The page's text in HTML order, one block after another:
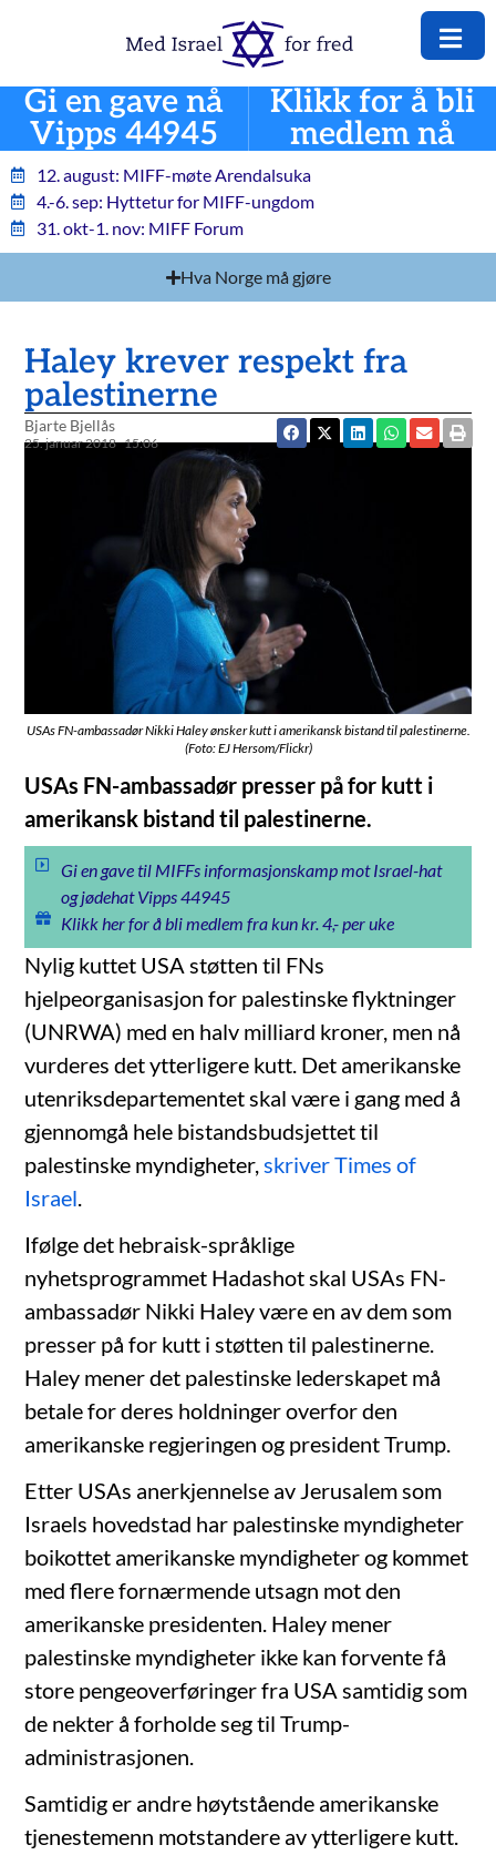
Gi en gave nå
Vipps 44945
Klikk for å bli
medlem nå
12. august: MIFF-møte Arendalsuka
4.-6. sep: Hyttetur for MIFF-ungdom
31. okt-1. nov: MIFF Forum
Hva Norge må gjøre
Haley krever respekt fra
palestinerne
Bjarte Bjellås
25. januar 2018 15:06
USAs FN-ambassadør Nikki Haley ønsker kutt i amerikansk bistand til palestinerne.
(Foto: EJ Hersom/Flickr)
USAs FN-ambassadør presser på for kutt i
amerikansk bistand til palestinerne.
Gi en gave til MIFFs informasjonskamp mot Israel-hat
og jødehat Vipps 44945
Klikk her for å bli medlem fra kun kr. 4,- per uke
Nylig kuttet USA støtten til FNs
hjelpeorganisasjon for palestinske flyktninger
(UNRWA) med en halv milliard kroner, men nå
vurderes det ytterligere kutt. Det amerikanske
utenriksdepartementet skal være i gang med å
gjennomgå hele bistandsbudsjettet til
palestinske myndigheter,skriver Times of
Israel.
Ifølge det hebraisk-språklige
nyhetsprogrammet Hadashot skal USAs FN-
ambassadør Nikki Haley være en av dem som
presser på for kutt i støtten til palestinerne.
Haley mener det palestinske lederskapet må
betale for deres holdninger overfor den
amerikanske regjeringen og president Trump.
Etter USAs anerkjennelse av Jerusalem som
Israels hovedstad har palestinske myndigheter
boikottet amerikanske myndigheter og kommet
med flere fornærmende utsagn mot den
amerikanske presidenten. Haley mener
palestinske myndigheter ikke kan forvente få
store pengeoverføringer fra USA samtidig som
de nekter å forholde seg til Trump-
administrasjonen.
Samtidig er andre høytstående amerikanske
tjenestemenn motstandere av ytterligere kutt.